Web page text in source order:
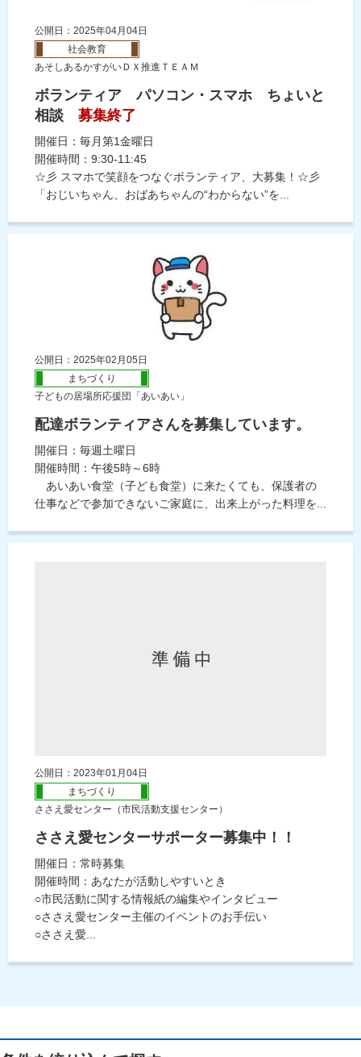
公開日：2025年04月04日
社会教育
あそしあるかすがいＤＸ推進ＴＥＡＭ
ボランティア パソコン・スマホ ちょいと
相談
募集終了
開催日：毎月第1金曜日
開催時間：9:30-11:45
☆彡 スマホで笑顔をつなぐボランティア、大募集！☆彡
「おじいちゃん、おばあちゃんの“わからない”を...
公開日：2025年02月05日
まちづくり
子どもの居場所応援団「あいあい」
配達ボランティアさんを募集しています。
開催日：毎週土曜日
開催時間：午後5時～6時
あいあい食堂（子ども食堂）に来たくても、保護者の
仕事などで参加できないご家庭に、出来上がった料理を...
公開日：2023年01月04日
まちづくり
ささえ愛センター（市民活動支援センター）
ささえ愛センターサポーター募集中！！
開催日：常時募集
開催時間：あなたが活動しやすいとき
○市民活動に関する情報紙の編集やインタビュー
○ささえ愛センター主催のイベントのお手伝い
○ささえ愛...